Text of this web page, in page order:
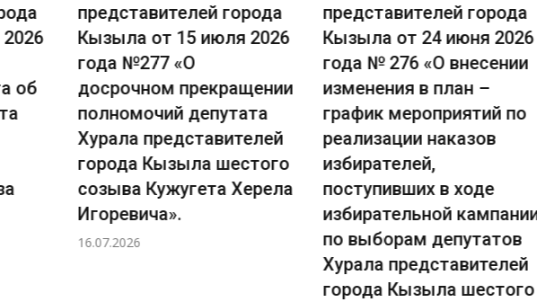
об
представителей города
Кызыла от 15 июля 2026
года №277 «О
досрочном прекращении
полномочий депутата
Хурала представителей
города Кызыла шестого
созыва Кужугета Херела
Игоревича».
16.07.2026
представителей города
Кызыла от 24 июня 2026
года № 276 «О внесении
изменения в план –
график мероприятий по
реализации наказов
избирателей,
поступивших в ходе
избирательной кампании
по выборам депутатов
Хурала представителей
города Кызыла шестого